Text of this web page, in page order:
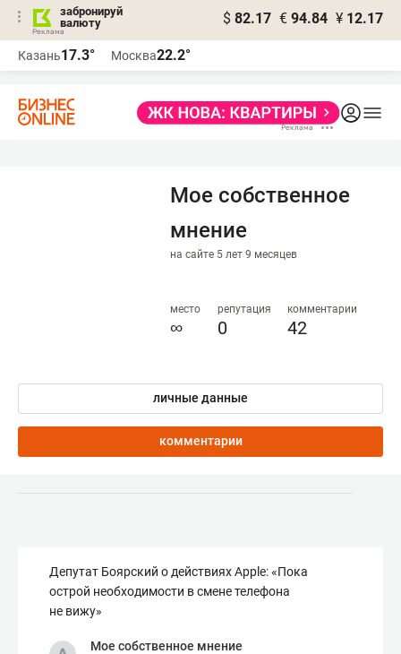
забронируй
валюту
$ 82.17 € 94.84 ¥ 12.17
Казань17.3° Москва22.2°
Мое собственное
мнение
на сайте 5 лет 9 месяцев
место
∞
репутация
0
комментарии
42
личные данные
комментарии
Депутат Боярский о действиях Apple: «Пока
острой необходимости в смене телефона
не вижу»
Мое собственное мнение